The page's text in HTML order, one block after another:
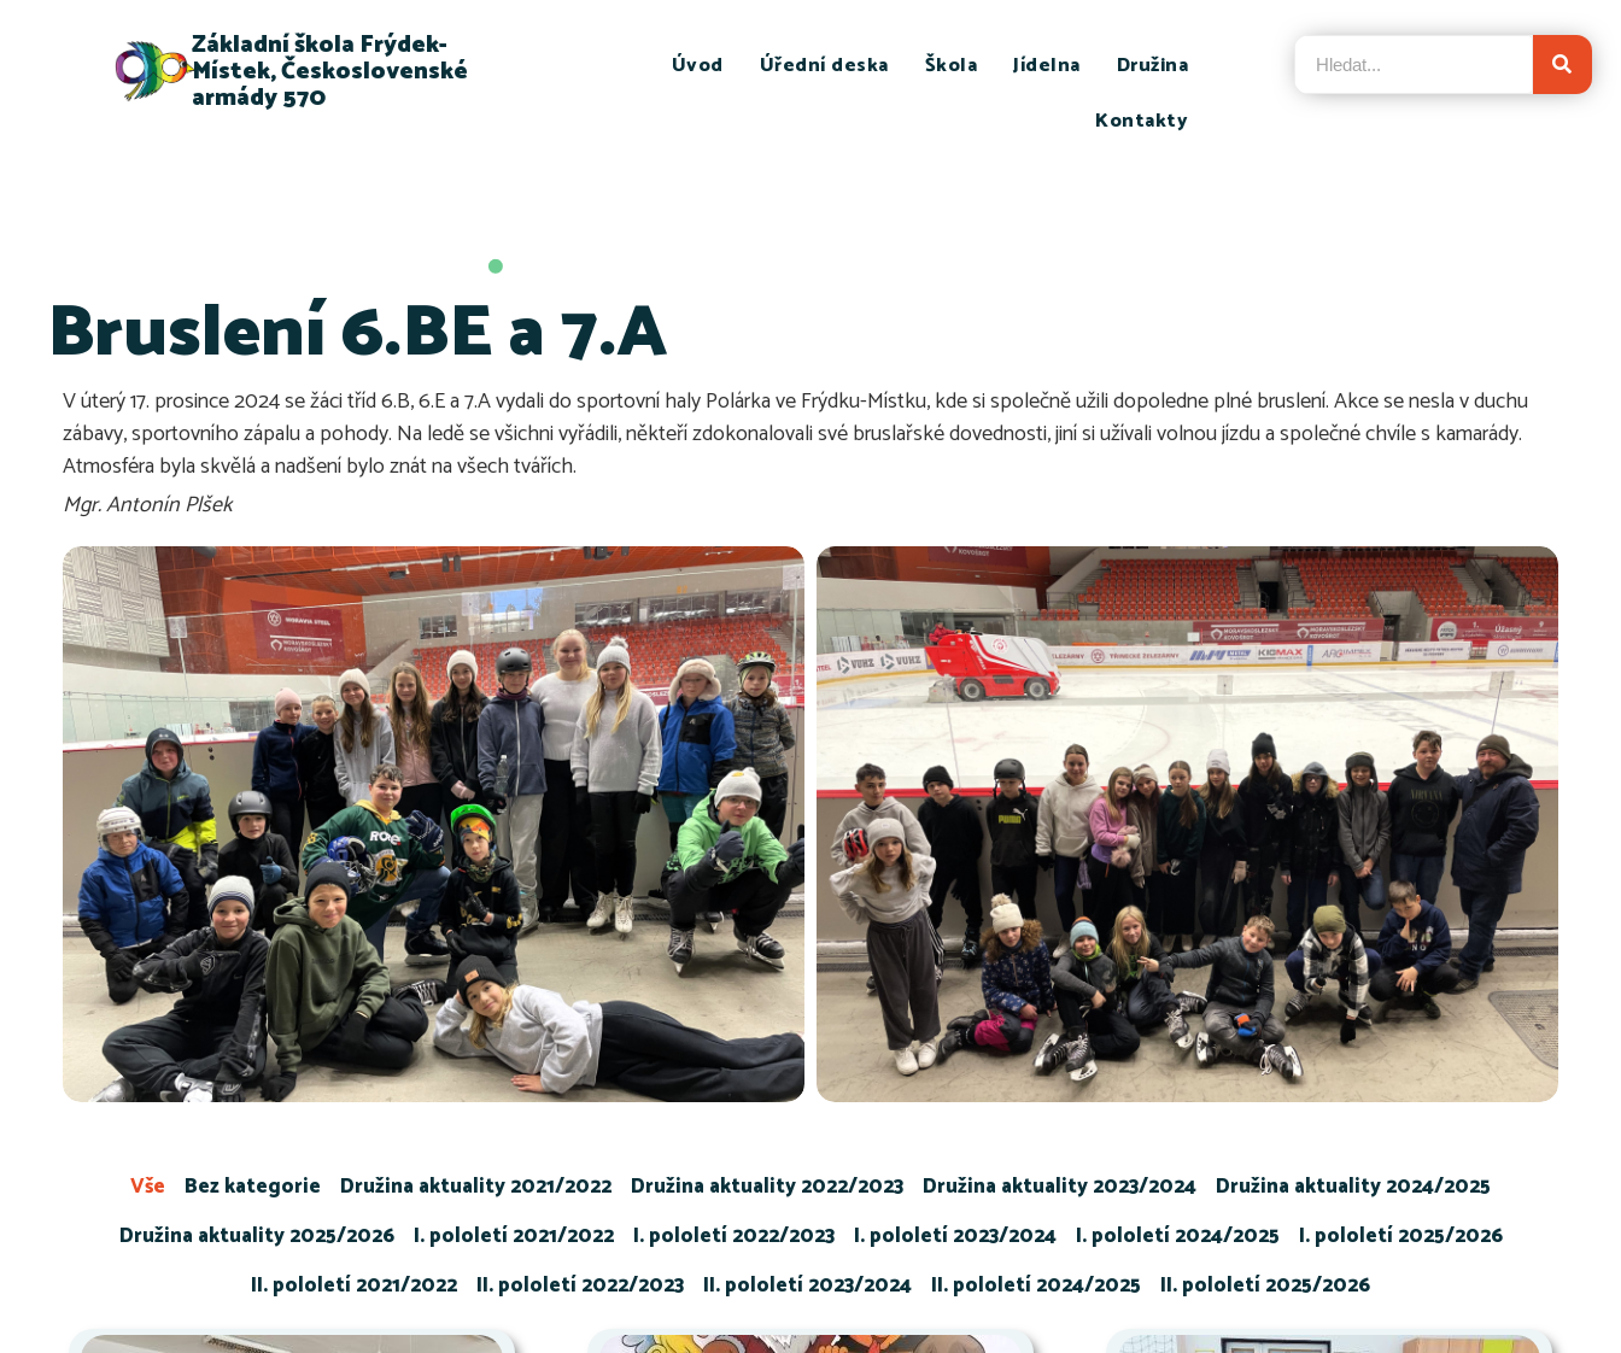
Základní škola Frýdek-
Místek, Československé
armády 570
Úvod Úřední deska Škola Jídelna
Družina
Kontakty
Bruslení 6.BE a 7.A
V úterý 17. prosince 2024 se žáci tříd 6.B, 6.E a 7.A vydali do sportovní haly Polárka ve Frýdku-Místku, kde si společně užili dopoledne plné bruslení. Akce se nesla v duchu
zábavy, sportovního zápalu a pohody. Na ledě se všichni vyřádili, někteří zdokonalovali své bruslařské dovednosti, jiní si užívali volnou jízdu a společné chvíle s kamarády.
Atmosféra byla skvělá a nadšení bylo znát na všech tvářích.
Mgr. Antonín Plšek
Bez kategorie Družina aktuality 2021/2022 Družina aktuality 2022/2023 Družina aktuality 2023/2024
Družina aktuality 2024/2025
Družina aktuality 2025/2026
I. pololetí 2021/2022 I. pololetí 2022/2023 I. pololetí 2023/2024 I. pololetí 2024/2025
I. pololetí 2025/2026
II. pololetí 2021/2022
II. pololetí 2022/2023 II. pololetí 2023/2024 II. pololetí 2024/2025 II. pololetí 2025/2026
Vše